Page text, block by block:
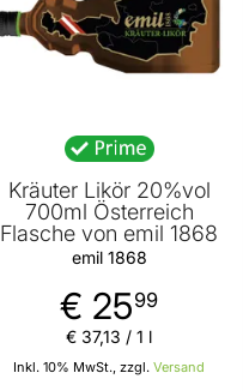
Kräuter Likör 20%vol
700ml Österreich
Flasche von emil 1868
emil 1868
€ 2599
Inkl. 10% MwSt., zzgl. Versand
€ 37,13 / 1 l